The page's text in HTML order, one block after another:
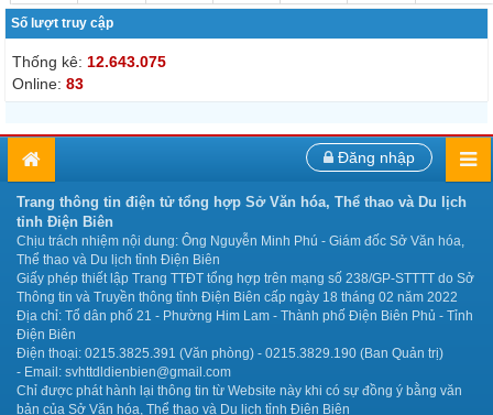
Số lượt truy cập
Thống kê: 12.643.075
Online: 83
Đăng nhập
Trang thông tin điện tử tổng hợp Sở Văn hóa, Thể thao và Du lịch
tỉnh Điện Biên
Chịu trách nhiệm nội dung: Ông Nguyễn Minh Phú - Giám đốc Sở Văn hóa,
Thể thao và Du lịch tỉnh Điện Biên
Giấy phép thiết lập Trang TTĐT tổng hợp trên mạng số 238/GP-STTTT do Sở
Thông tin và Truyền thông tỉnh Điện Biên cấp ngày 18 tháng 02 năm 2022
Địa chỉ: Tổ dân phố 21 - Phường Him Lam - Thành phố Điện Biên Phủ - Tỉnh
Điện Biên
Điện thoại: 0215.3825.391 (Văn phòng) - 0215.3829.190 (Ban Quản trị)
- Email: svhttdldienbien@gmail.com
Chỉ được phát hành lại thông tin từ Website này khi có sự đồng ý bằng văn
bản của Sở Văn hóa, Thể thao và Du lịch tỉnh Điện Biên